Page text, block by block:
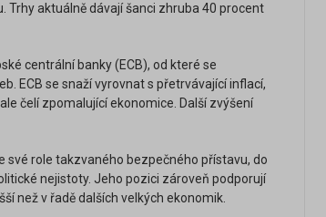
Trhy aktuálně dávají šanci zhruba 40 procent
centrální banky (ECB), od které se
ECB se snaží vyrovnat s přetrvávající inflací,
čelí zpomalující ekonomice. Další zvýšení
své role takzvaného bezpečného přístavu, do
nejistoty. Jeho pozici zároveň podporují
než v řadě dalších velkých ekonomik.